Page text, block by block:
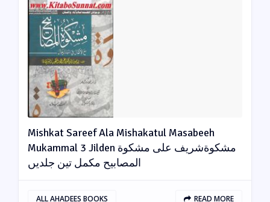
Mishkat Sareef Ala Mishakatul Masabeeh
Mukammal 3 Jilden مشکوةشریف علی مشکوة
المصابیح مکمل تین جلدیں
ALL AHADEES BOOKS READ MORE